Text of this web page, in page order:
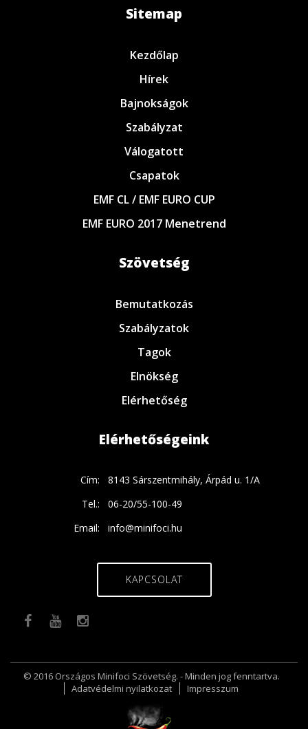
Sitemap
Kezdőlap
Hírek
Bajnokságok
Szabályzat
Válogatott
Csapatok
EMF CL / EMF EURO CUP
EMF EURO 2017 Menetrend
Szövetség
Bemutatkozás
Szabályzatok
Tagok
Elnökség
Elérhetőség
Elérhetőségeink
Cím:
8143 Sárszentmihály, Árpád u. 1/A
Tel.:
06-20/55-100-49
Email:
info@minifoci.hu
KAPCSOLAT
© 2016 Országos Minifoci Szövetség. - Minden jog fenntartva.
Adatvédelmi nyilatkozat
Impresszum